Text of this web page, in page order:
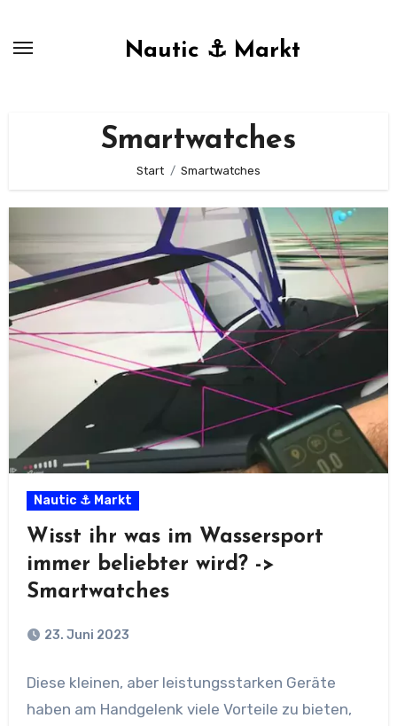
Nautic ⚓ Markt
Smartwatches
Start Smartwatches
Nautic ⚓ Markt
Wisst ihr was im Wassersport
immer beliebter wird? ->
Smartwatches
23. Juni 2023
Diese kleinen, aber leistungsstarken Geräte
haben am Handgelenk viele Vorteile zu bieten,